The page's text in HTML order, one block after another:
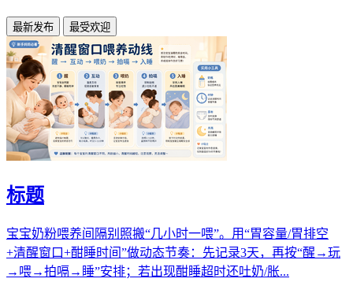
最新发布 最受欢迎
标题
宝宝奶粉喂养间隔别照搬“几小时一喂”。用“胃容量/胃排空
+清醒窗口+酣睡时间”做动态节奏：先记录3天，再按“醒→玩
→喂→拍嗝→睡”安排；若出现酣睡超时还吐奶/胀...